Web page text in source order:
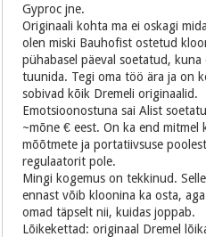
Gyproc jne.
Originaali kohta ma ei oskagi
olen miski Bauhofist ostetud
pühabasel päeval soetatud,
tuunida. Tegi oma töö ära ja on
sobivad kõik Dremeli originaalid.
Emotsioonostuna sai Alist
~mõne € eest. On ka end
mõõtmete ja portatiivsuse
regulaatorit pole.
Mingi kogemus on tekkinud.
ennast võib kloonina ka osta,
omad täpselt nii, kuidas joppab.
Lõikekettad: originaal Dremel